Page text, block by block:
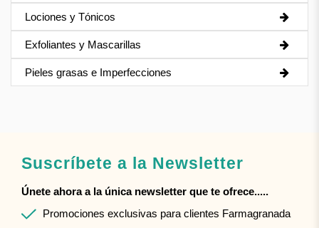
Lociones y Tónicos
Exfoliantes y Mascarillas
Pieles grasas e Imperfecciones
Suscríbete a la Newsletter
Únete ahora a la única newsletter que te ofrece.....
Promociones exclusivas para clientes Farmagranada